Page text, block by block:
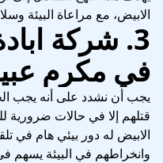
الابيض، مع مراعاة البيئة
3. شركة
في مكرم
يجب أن نشدد على أنه يجب
قتلهم إلا في حالات ضرورية
الابيض له دور بيئي هام في
وانخراطهم في البيئة يسهم